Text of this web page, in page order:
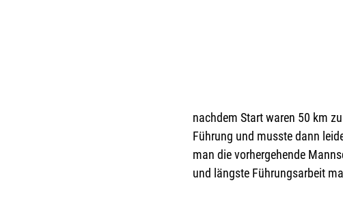
nachdem Start waren 50 km
Führung und musste dann
man die vorhergehende
und längste Führungsarbeit